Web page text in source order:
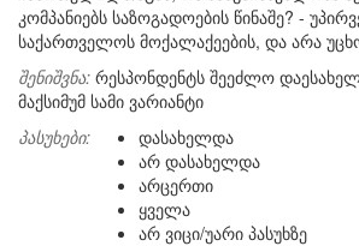
კომპანიებს საზოგადოების წინაშე? -
საქართველოს მოქალაქეების, და არა
შენიშვნა: რესპონდენტს შეეძლო
მაქსიმუმ სამი ვარიანტი
პასუხები:
დასახელდა
არ დასახელდა
არცერთი
ყველა
არ ვიცი/უარი პასუხზე